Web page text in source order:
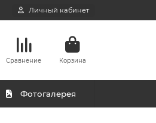
Личный кабинет
Сравнение Корзина
Фотогалерея